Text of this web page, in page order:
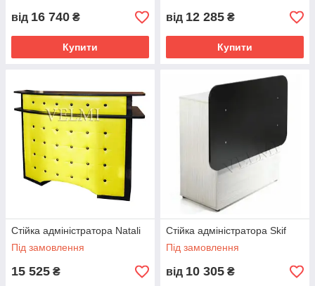
від 16 740 ₴
Купити
від 12 285 ₴
Купити
Стійка адміністратора Natali
Під замовлення
15 525 ₴
Стійка адміністратора Skif
Під замовлення
від 10 305 ₴